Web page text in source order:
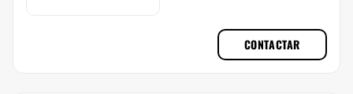
CONTACTAR